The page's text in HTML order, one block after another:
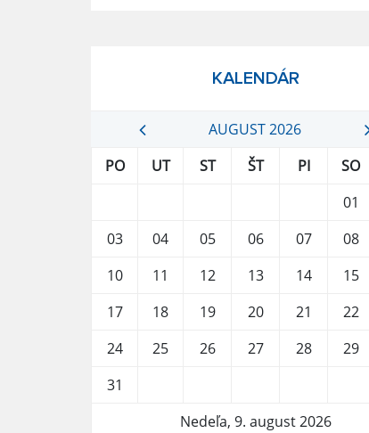
KALENDÁR
AUGUST 2026
PO
UT ST ŠT PI SO
01
03
04 05 06 07 08
10
11 12 13 14 15
17
18 19 20 21 22
24
25 26 27 28 29
31
Nedeľa, 9. august 2026